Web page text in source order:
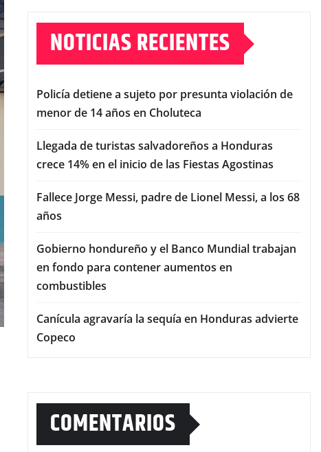
NOTICIAS RECIENTES
Policía detiene a sujeto por presunta violación de
menor de 14 años en Choluteca
Llegada de turistas salvadoreños a Honduras
crece 14% en el inicio de las Fiestas Agostinas
Fallece Jorge Messi, padre de Lionel Messi, a los 68
años
Gobierno hondureño y el Banco Mundial trabajan
en fondo para contener aumentos en
combustibles
Canícula agravaría la sequía en Honduras advierte
Copeco
COMENTARIOS